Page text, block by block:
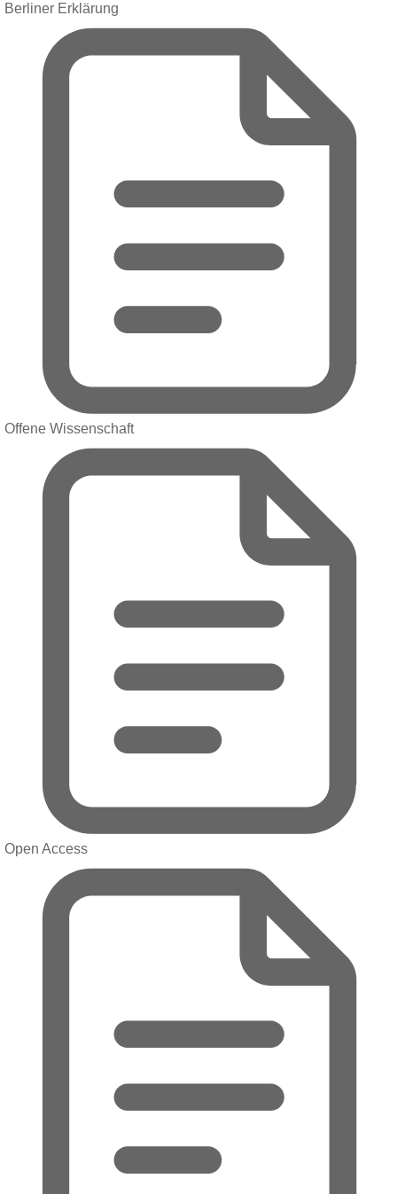
Berliner Erklärung
Offene Wissenschaft
Open Access